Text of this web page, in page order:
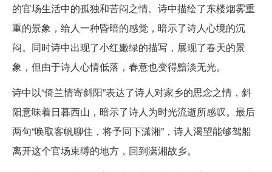
的官场生活中的孤独和苦闷之情。诗中描绘了东楼烟雾重
重的景象，给人一种昏暗的感觉，暗示了诗人心境的沉
闷。同时诗中出现了小红嫩绿的描写，展现了春天的景
象，但由于诗人心情低落，春意也变得黯淡无光。
诗中以“倚兰情寄斜阳”表达了诗人对家乡的思念之情，斜
阳意味着日暮西山，暗示了诗人为时光流逝所感叹。最后
两句“唤取客帆聊住，将予同下潇湘”，诗人渴望能够驾船
离开这个官场束缚的地方，回到潇湘故乡。